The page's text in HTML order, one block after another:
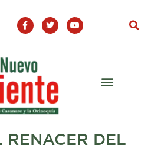
F
a
c
o
o
-
T
w
i
Y
o
u
RENACER DEL